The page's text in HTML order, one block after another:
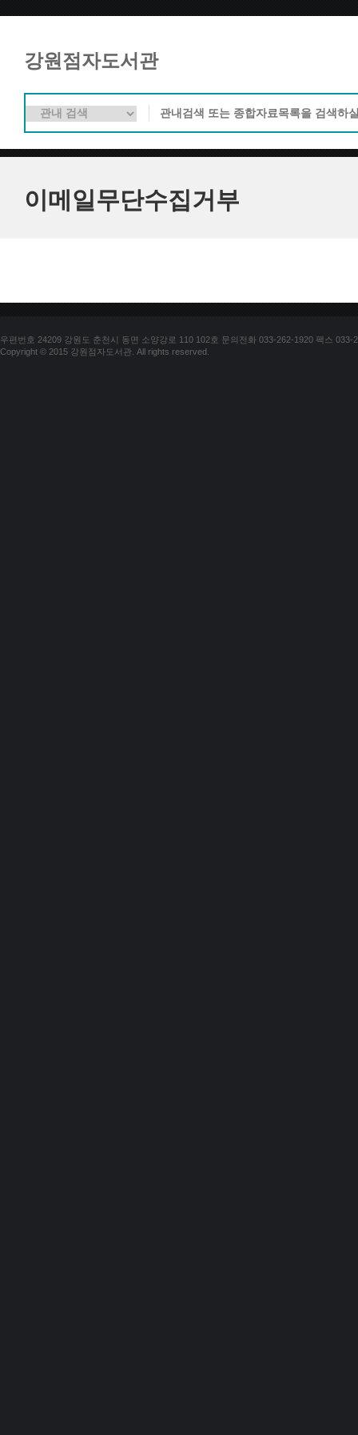
강원점자도서관
이메일무단수집거부
우편번호 24209 강원도 춘천시 동면 소양강로 110 102호 문의전화 033-262-1920 팩스 033-
Copyright © 2015 강원점자도서관. All rights reserved.